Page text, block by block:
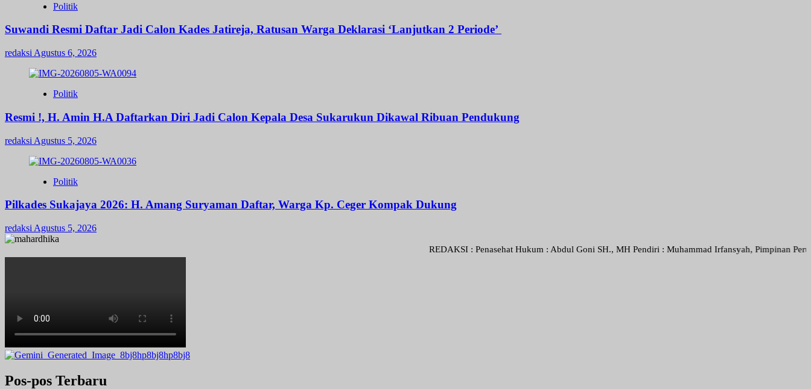
Politik
Suwandi Resmi Daftar Jadi Calon Kades Jatireja, Ratusan Warga Deklarasi ‘Lanjutkan 2 Periode’
redaksi Agustus 6, 2026
Politik
Resmi !, H. Amin H.A Daftarkan Diri Jadi Calon Kepala Desa Sukarukun Dikawal Ribuan Pendukung
redaksi Agustus 5, 2026
Politik
Pilkades Sukajaya 2026: H. Amang Suryaman Daftar, Warga Kp. Ceger Kompak Dukung
redaksi Agustus 5, 2026
REDAKSI : Penasehat Hukum : Abdul Goni SH., MH Pendiri : Muhammad Irfansyah, Pimpinan
Pos-pos Terbaru